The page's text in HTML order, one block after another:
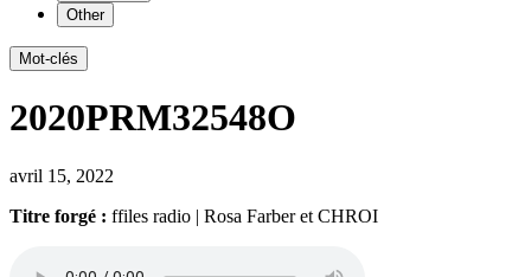
Other
Mot-clés
2020PRM32548O
avril 15, 2022
Titre forgé : ffiles radio | Rosa Farber et CHROI